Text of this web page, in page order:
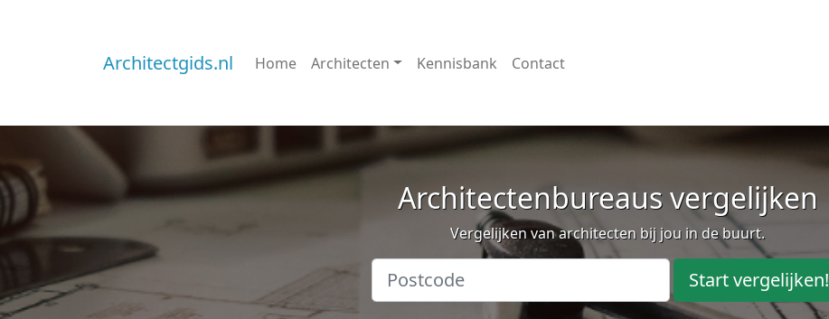
Architectgids.nl Home Architecten Kennisbank Contact
Architectenbureaus vergelijken
Vergelijken van architecten bij jou in de buurt.
Start vergelijken!